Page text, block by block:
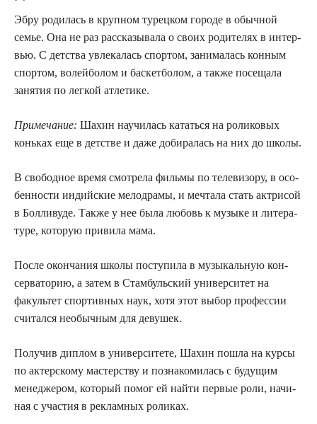
Эбру роди­лась в круп­ном турец­ком горо­де в обыч­ной
семье. Она не раз рас­ска­зы­ва­ла о сво­их роди­те­лях в интер­
вью. С дет­ства увле­ка­лась спор­том, зани­ма­лась кон­ным
спор­том, волей­бо­лом и бас­кет­бо­лом, а так­же посе­ща­ла
заня­тия по лег­кой атлетике.
При­ме­ча­ние: Шахин научи­лась катать­ся на роли­ко­вых
конь­ках еще в дет­стве и даже доби­ра­лась на них до школы.
В сво­бод­ное вре­мя смот­ре­ла филь­мы по теле­ви­зо­ру, в осо­
бен­но­сти индий­ские мело­дра­мы, и меч­та­ла стать актри­сой
в Бол­ли­ву­де. Так­же у нее была любовь к музы­ке и лите­ра­
ту­ре, кото­рую при­ви­ла мама.
После окон­ча­ния шко­лы посту­пи­ла в музы­каль­ную кон­
сер­ва­то­рию, а затем в Стам­буль­ский уни­вер­си­тет на
факуль­тет спор­тив­ных наук, хотя этот выбор про­фес­сии
счи­тал­ся необыч­ным для девушек.
Полу­чив диплом в уни­вер­си­те­те, Шахин пошла на кур­сы
по актер­ско­му мастер­ству и позна­ко­ми­лась с буду­щим
мене­дже­ром, кото­рый помог ей най­ти пер­вые роли, начи­
ная с уча­стия в реклам­ных роликах.